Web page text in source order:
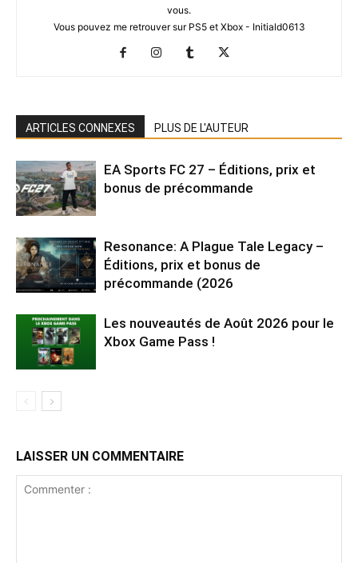
vous.
Vous pouvez me retrouver sur PS5 et Xbox - Initiald0613
ARTICLES CONNEXES PLUS DE L'AUTEUR
EA Sports FC 27 – Éditions, prix et
bonus de précommande
Resonance: A Plague Tale Legacy –
Éditions, prix et bonus de
précommande (2026
Les nouveautés de Août 2026 pour le
Xbox Game Pass !
LAISSER UN COMMENTAIRE